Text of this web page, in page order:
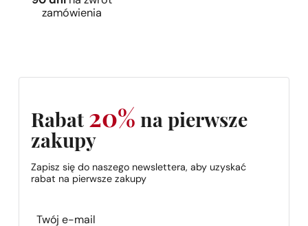
zamówienia
Rabat 20% na pierwsze
zakupy
Zapisz się do naszego newslettera, aby uzyskać
rabat na pierwsze zakupy
Section